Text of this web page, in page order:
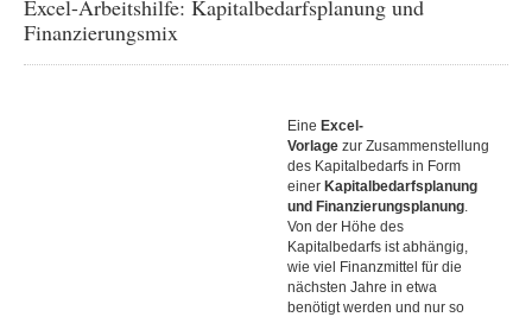
Excel-Arbeitshilfe: Kapitalbedarfsplanung und
Finanzierungsmix
Eine Excel-
Vorlage zur Zusammenstellung
des Kapitalbedarfs in Form
einer Kapitalbedarfsplanung
und Finanzierungsplanung.
Von der Höhe des
Kapitalbedarfs ist abhängig,
wie viel Finanzmittel für die
nächsten Jahre in etwa
benötigt werden und nur so